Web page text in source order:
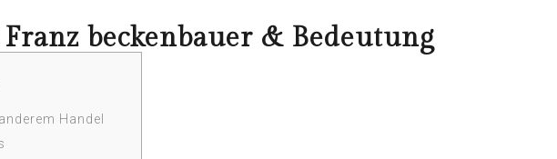
beckenbauer & Bedeutung
Handel